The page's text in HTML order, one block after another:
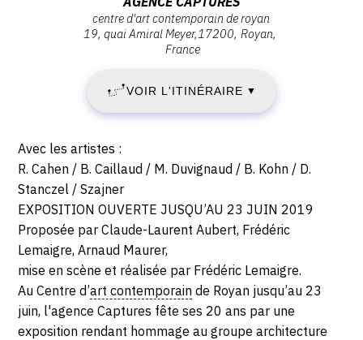
MERCREDI
19
JUIN
-
DIMANCHE
23
JUIN
2019
contemporain
de
Royan,
17200
Royan
centre d'art contemporain de royan
19, quai Amiral Meyer 17200 Royan
France
VOIR L'ITINÉRAIRE ▼
Description,
horaires...
Avec les artistes :
R. Cahen / B. Caillaud / M. Duvignaud / B. Kohn / D.
Stanczel / Szajner
EXPOSITION OUVERTE JUSQU’AU 23 JUIN 2019
Proposée par Claude-Laurent Aubert, Frédéric
Lemaigre, Arnaud Maurer,
mise en scène et réalisée par Frédéric Lemaigre.
Au Centre d’art contemporain de Royan jusqu’au 23
juin, l'agence Captures fête ses 20‭ ans ‬par une
exposition rendant hommage au groupe architecture